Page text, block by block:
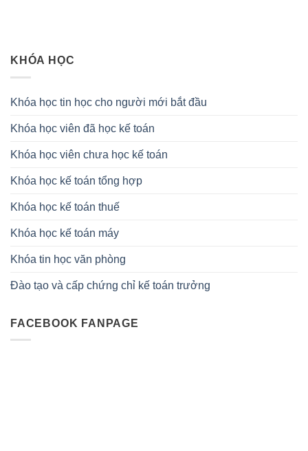
KHÓA HỌC
Khóa học tin học cho người mới bắt đầu
Khóa học viên đã học kế toán
Khóa học viên chưa học kế toán
Khóa học kế toán tổng hợp
Khóa học kế toán thuế
Khóa học kế toán máy
Khóa tin học văn phòng
Đào tạo và cấp chứng chỉ kế toán trưởng
FACEBOOK FANPAGE